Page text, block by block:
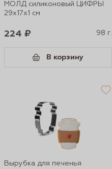
МОЛД силиконовый ЦИФРЫ
29х17х1 см
224 ₽ 98 г.
В корзину
Вырубка для печенья